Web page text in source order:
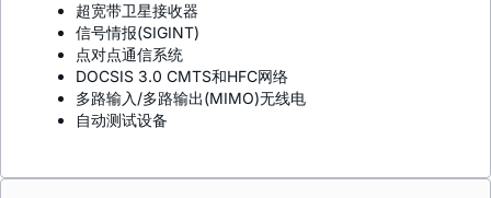
超宽带卫星接收器
信号情报(SIGINT)
点对点通信系统
DOCSIS 3.0 CMTS和HFC网络
多路输入/多路输出(MIMO)无线电
自动测试设备